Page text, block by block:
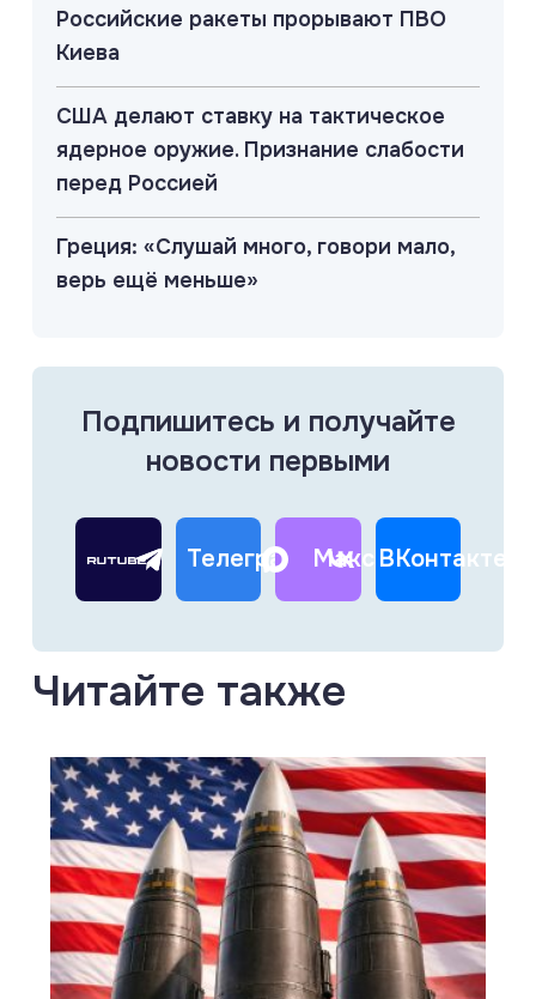
Российские ракеты прорывают ПВО
Киева
США делают ставку на тактическое
ядерное оружие. Признание слабости
перед Россией
Греция: «Слушай много, говори мало,
верь ещё меньше»
Подпишитесь и получайте
новости первыми
Телеграм Макс ВКонтакте
Читайте также